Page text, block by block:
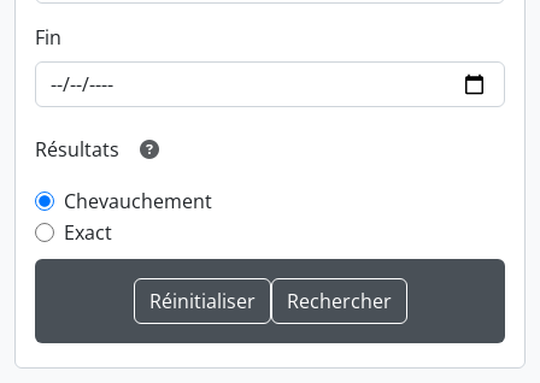
Fin
Résultats
Chevauchement
Exact